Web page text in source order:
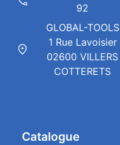
Catalogue
92
GLOBAL-TOOLS
1 Rue Lavoisier
02600 VILLERS
COTTERETS